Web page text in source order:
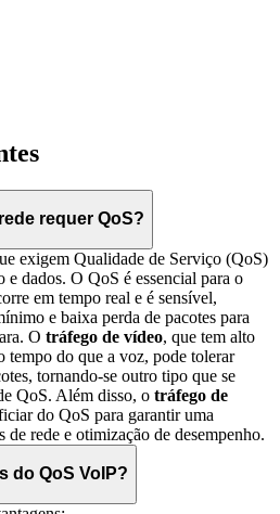
requer QoS?
exigem Qualidade de Serviço (QoS)
dados. O QoS é essencial para o
em tempo real e é sensível,
e baixa perda de pacotes para
O tráfego de vídeo, que tem alto
tempo do que a voz, pode tolerar
tornando-se outro tipo que se
QoS. Além disso, o tráfego de
do QoS para garantir uma
de rede e otimização de desempenho.
do QoS VoIP?